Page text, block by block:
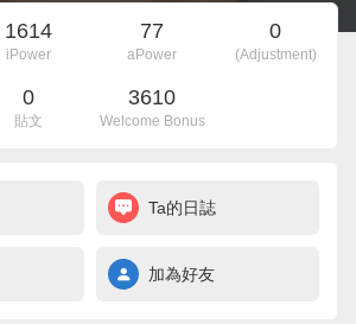
1614
iPower
77
aPower
0
(Adjustment)
0
貼文
3610
Welcome Bonus
Ta的日誌
加為好友